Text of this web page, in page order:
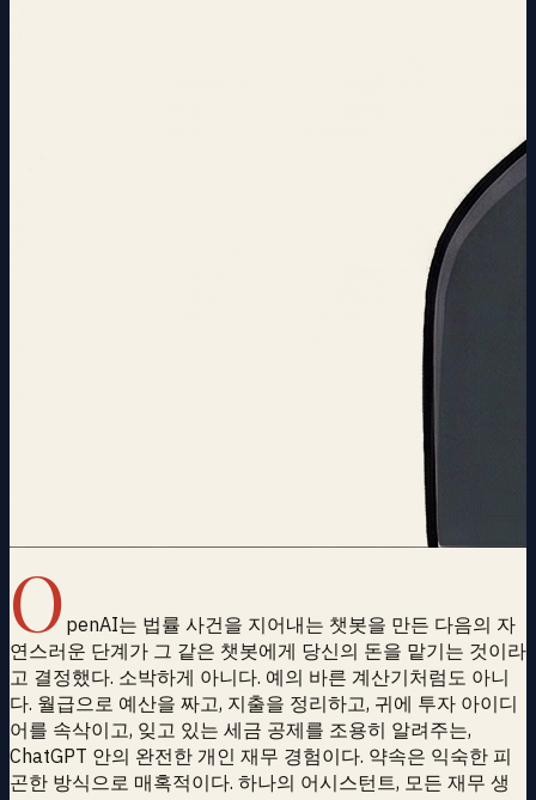
O penAI는 법률 사건을 지어내는 챗봇을 만든 다음의 자
연스러운 단계가 그 같은 챗봇에게 당신의 돈을 맡기는 것이라
고 결정했다. 소박하게 아니다. 예의 바른 계산기처럼도 아니
다. 월급으로 예산을 짜고, 지출을 정리하고, 귀에 투자 아이디
어를 속삭이고, 잊고 있는 세금 공제를 조용히 알려주는,
ChatGPT 안의 완전한 개인 재무 경험이다. 약속은 익숙한 피
곤한 방식으로 매혹적이다. 하나의 어시스턴트, 모든 재무 생